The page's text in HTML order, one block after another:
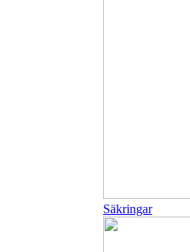
Säkringar